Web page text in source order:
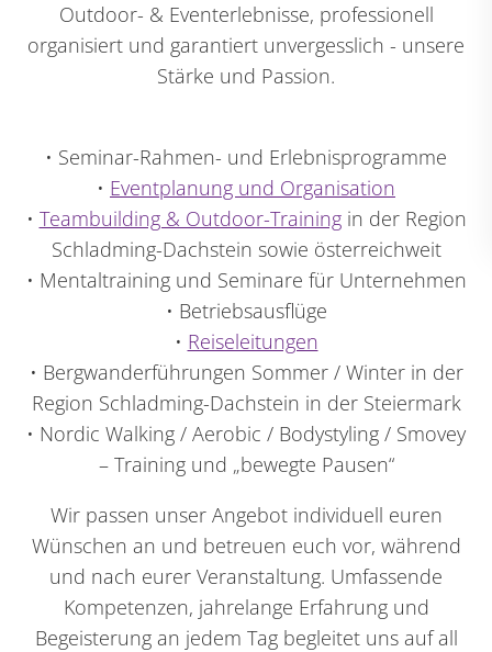
Outdoor- & Eventerlebnisse, professionell
organisiert und garantiert unvergesslich - unsere
Stärke und Passion.
• Seminar-Rahmen- und Erlebnisprogramme
• Eventplanung und Organisation
• Teambuilding & Outdoor-Trainingin der Region
Schladming-Dachstein sowie österreichweit
• Mentaltraining und Seminare für Unternehmen
• Betriebsausflüge
• Reiseleitungen
• Bergwanderführungen Sommer / Winter in der
Region Schladming-Dachstein in der Steiermark
• Nordic Walking / Aerobic / Bodystyling / Smovey
– Training und „bewegte Pausen“
Wir passen unser Angebot individuell euren
Wünschen an und betreuen euch vor, während
und nach eurer Veranstaltung. Umfassende
Kompetenzen, jahrelange Erfahrung und
Begeisterung an jedem Tag begleitet uns auf all